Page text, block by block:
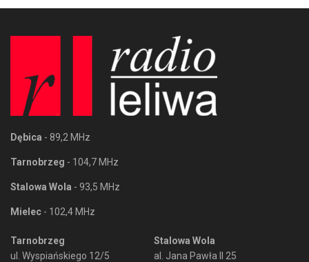
Dębica - 89,2 MHz
Tarnobrzeg - 104,7 MHz
Stalowa Wola - 93,5 MHz
Mielec - 102,4 MHz
Tarnobrzeg
ul. Wyspiańskiego 12/5
Stalowa Wola
al. Jana Pawła II 25